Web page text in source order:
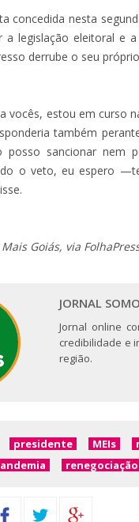
concedida nesta
legislação eleitoral e a
derrube o seu
vocês, estou em curso
também
posso sancionar nem
o veto, eu espero
Goiás, via
JORNAL
Jornal online
credibilidade e
região.
presidente MEIs
renegociação